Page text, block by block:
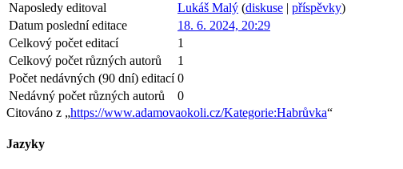
Naposledy editoval
Lukáš Malý (diskuse | příspěvky)
Datum poslední editace
18. 6. 2024, 20:29
Celkový počet editací
1
Celkový počet různých autorů
1
Počet nedávných (90 dní) editací 0
Nedávný počet různých autorů
0
Citováno z „https://www.adamovaokoli.cz/Kategorie:Habrůvka“
Jazyky